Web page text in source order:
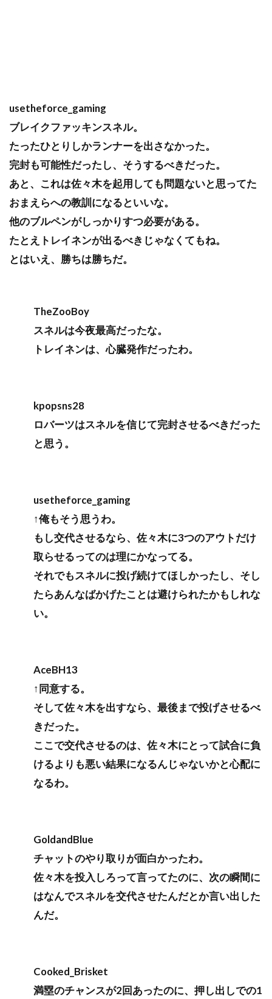
usetheforce_gaming
ブレイクファッキンスネル。
たったひとりしかランナーを出さなかった。
完封も可能性だったし、そうするべきだった。
あと、これは佐々木を起用しても問題ないと思ってた
おまえらへの教訓になるといいな。
他のブルペンがしっかりすつ必要がある。
たとえトレイネンが出るべきじゃなくてもね。
とはいえ、勝ちは勝ちだ。
TheZooBoy
スネルは今夜最高だったな。
トレイネンは、心臓発作だったわ。
kpopsns28
ロバーツはスネルを信じて完封させるべきだった
と思う。
usetheforce_gaming
↑俺もそう思うわ。
もし交代させるなら、佐々木に3つのアウトだけ
取らせるってのは理にかなってる。
それでもスネルに投げ続けてほしかったし、そし
たらあんなばかげたことは避けられたかもしれな
い。
AceBH13
↑同意する。
そして佐々木を出すなら、最後まで投げさせるべ
きだった。
ここで交代させるのは、佐々木にとって試合に負
けるよりも悪い結果になるんじゃないかと心配に
なるわ。
GoldandBlue
チャットのやり取りが面白かったわ。
佐々木を投入しろって言ってたのに、次の瞬間に
はなんでスネルを交代させたんだとか言い出した
んだ。
Cooked_Brisket
満塁のチャンスが2回あったのに、押し出しでの1